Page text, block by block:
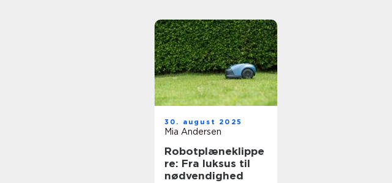
30. august 2025
Mia Andersen
Robotplæneklippe
re: Fra luksus til
nødvendighed